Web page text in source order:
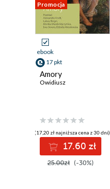
Promocja
ebook
17 pkt
Amory
Owidiusz
(17,20 zł najniższa cena z 30 dni)
17.60 zł
25.00zł (-30%)